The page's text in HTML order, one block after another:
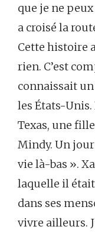
que je ne
a croisé la
Cette histoire
rien. C’est
connaissait
les États-
Texas, une
Mindy. Un
vie là-bas ».
laquelle il
dans ses
vivre ailleurs.